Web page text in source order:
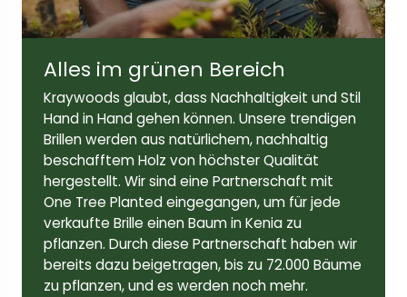
Bügellänge: 143mm
Alles im grünen Bereich
Kraywoods glaubt, dass Nachhaltigkeit und Stil
Hand in Hand gehen können. Unsere trendigen
Brillen werden aus natürlichem, nachhaltig
beschafftem Holz von höchster Qualität
hergestellt. Wir sind eine Partnerschaft mit
One Tree Planted eingegangen, um für jede
verkaufte Brille einen Baum in Kenia zu
pflanzen. Durch diese Partnerschaft haben wir
bereits dazu beigetragen, bis zu 72.000 Bäume
zu pflanzen, und es werden noch mehr.